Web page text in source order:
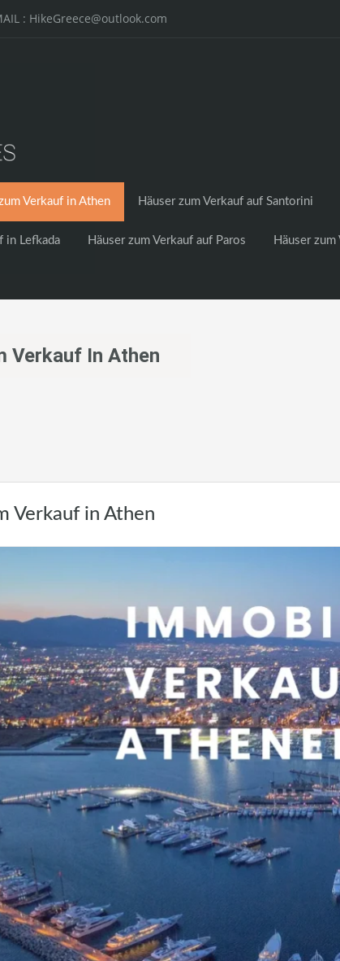
: HikeGreece@outlook.com
Verkauf in Athen Häuser zum Verkauf auf Santorini
in Lefkada Häuser zum Verkauf auf Paros Häuser
Verkauf In Athen
Verkauf in Athen